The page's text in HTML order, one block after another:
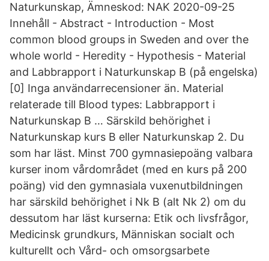
Naturkunskap, Ämneskod: NAK 2020-09-25
Innehåll - Abstract - Introduction - Most
common blood groups in Sweden and over the
whole world - Heredity - Hypothesis - Material
and Labbrapport i Naturkunskap B (på engelska)
[0] Inga användarrecensioner än. Material
relaterade till Blood types: Labbrapport i
Naturkunskap B … Särskild behörighet i
Naturkunskap kurs B eller Naturkunskap 2. Du
som har läst. Minst 700 gymnasiepoäng valbara
kurser inom vårdområdet (med en kurs på 200
poäng) vid den gymnasiala vuxenutbildningen
har särskild behörighet i Nk B (alt Nk 2) om du
dessutom har läst kurserna: Etik och livsfrågor,
Medicinsk grundkurs, Människan socialt och
kulturellt och Vård- och omsorgsarbete